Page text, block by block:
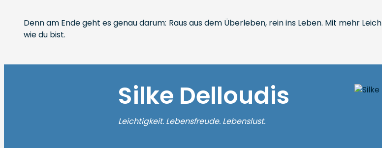
Denn am Ende geht es genau darum: Raus aus dem Überleben, rein ins Leben. Mit mehr
wie du bist.
Silke Delloudis
Leichtigkeit. Lebensfreude. Lebenslust.